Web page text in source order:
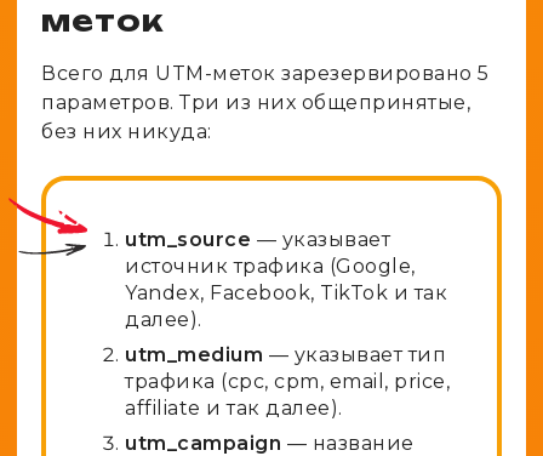
меток
Всего для UTM-меток зарезервировано 5
параметров. Три из них общепринятые,
без них никуда:
utm_source — указывает
источник трафика (Google,
Yandex, Facebook, TikTok и так
далее).
utm_medium — указывает тип
трафика (cpc, cpm, email, price,
affiliate и так далее).
utm_campaign — название